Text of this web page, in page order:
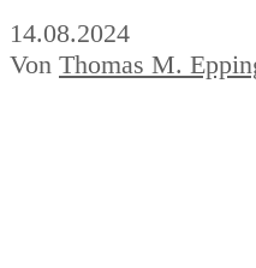
14.08.2024
Von Thomas M.